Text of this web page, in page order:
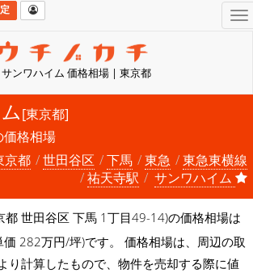
サンワハイム 価格相場 | 東京都
[東京都]
価格相場
京都
世田谷区 下馬 東急
東急東横線
祐天寺駅
サンワハイム
都 世田谷区 下馬 1丁目49-14)の価格相場は
282万円/坪)です。 価格相場は、周辺の取
り計算したもので、物件を売却する際に値